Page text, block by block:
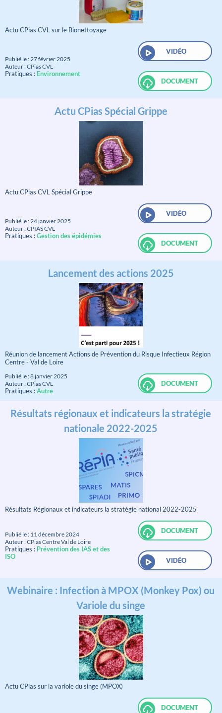
Actu CPias CVL sur le Bionettoyage
Publié le : 27 février 2025
Auteur : CPias CVL
Pratiques : Environnement
VIDÉO
DOCUMENT
Actu CPias Spécial Grippe
Actu CPias CVL Spécial Grippe
Publié le : 24 janvier 2025
Auteur : CPIAS CVL
Pratiques :Gestion des épidémies
VIDÉO
DOCUMENT
Lancement des actions 2025
Réunion de lancement Actions de Prévention du Risque Infectieux Région
Centre - Val de Loire
Publié le : 8 janvier 2025
Auteur : CPias CVL
Pratiques :Autre
DOCUMENT
Résultats régionaux et indicateurs la stratégie
nationale 2022-2025
Résultats Régionaux et indicateurs la stratégie national 2022-2025
Publié le : 11 décembre 2024
Auteur : CPias Centre Val de Loire
Pratiques : Prévention des IAS et des
ISO
DOCUMENT
VIDÉO
Webinaire : Infection à MPOX (Monkey Pox) ou
Variole du singe
Actu CPias sur la variole du singe (MPOX)
DOCUMENT